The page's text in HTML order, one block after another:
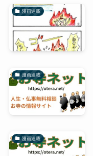
漫画連載
漫画連載
漫画連載